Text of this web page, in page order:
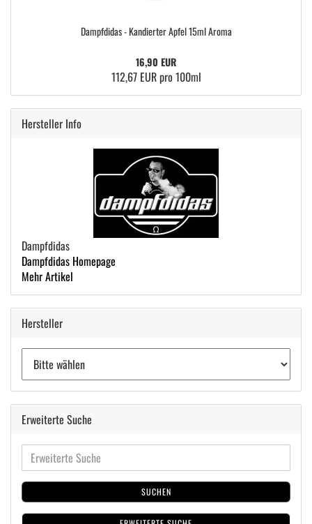
Dampfdidas - Kandierter Apfel 15ml Aroma
16,90 EUR
112,67 EUR pro 100ml
Hersteller Info
Dampfdidas
Dampfdidas Homepage
Mehr Artikel
Hersteller
Erweiterte Suche
SUCHEN